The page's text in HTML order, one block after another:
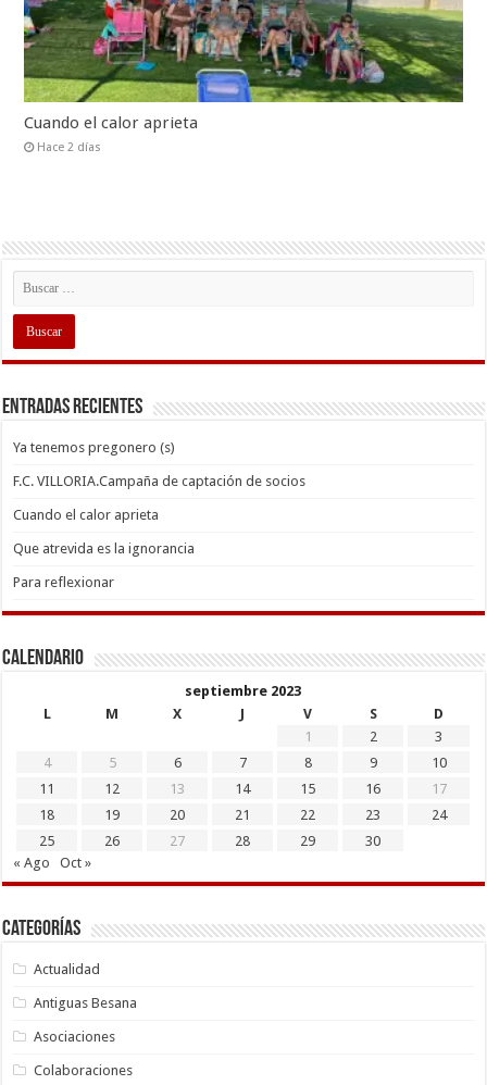
Cuando el calor aprieta
Hace 2 días
Entradas recientes
Ya tenemos pregonero (s)
F.C. VILLORIA.Campaña de captación de socios
Cuando el calor aprieta
Que atrevida es la ignorancia
Para reflexionar
Calendario
septiembre 2023
L
M X J V S
D
1
2
3
4
5 6 7 8 9
10
11
12 13 14 15 16
17
18
19 20 21 22 23
24
25
26 27 28 29
30
« Ago
Oct »
Categorías
Actualidad
Antiguas Besana
Asociaciones
Colaboraciones